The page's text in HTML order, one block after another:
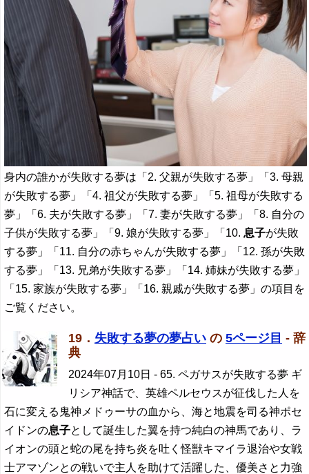
身内の誰かが失敗する夢は「2. 父親が失敗する夢」「3. 母親
が失敗する夢」「4. 祖父が失敗する夢」「5. 祖母が失敗する
夢」「6. 夫が失敗する夢」「7. 妻が失敗する夢」「8. 自分の
子供が失敗する夢」「9. 娘が失敗する夢」「10. 息子が失敗
する夢」「11. 自分の赤ちゃんが失敗する夢」「12. 孫が失敗
する夢」「13. 兄弟が失敗する夢」「14. 姉妹が失敗する夢」
「15. 家族が失敗する夢」「16. 親戚が失敗する夢」の項目を
ご覧ください。
19． 失敗する夢の夢占い の 5ページ目 - 辞
典
2024年07月10日 - 65. ペガサスが失敗する夢 ギ
リシア神話で、英雄ペルセウスが征伐した人を
石に変える鬼神メドゥーサの血から、海と地震を司る神ポセ
イドンの息子として誕生した翼を持つ純白の神馬であり、ラ
イオンの頭と蛇の尾を持ち炎を吐く怪獣キマイラ退治や女戦
士アマゾンとの戦いで主人を助けて活躍した、優美さと力強